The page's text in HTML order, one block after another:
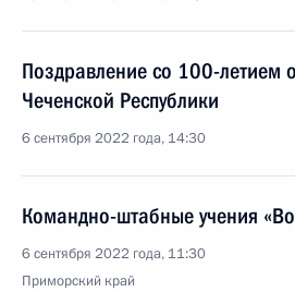
Поздравление со 100-летием
Чеченской Республики
6 сентября 2022 года, 14:30
Командно-штабные учения
6 сентября 2022 года, 11:30
Приморский край